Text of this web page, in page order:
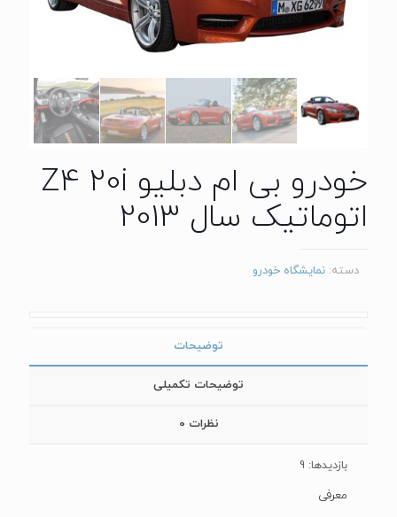
خودرو بی ام دبلیو Z4 20i
اتوماتیک سال 2013
دسته: نمایشگاه خودرو
توضیحات
توضیحات تکمیلی
نظرات 0
بازدیدها: 9
معرفی